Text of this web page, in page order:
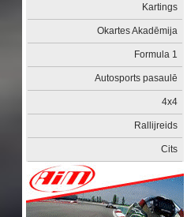
Kartings
Okartes Akadēmija
Formula 1
Autosports pasaulē
4x4
Rallijreids
Cits